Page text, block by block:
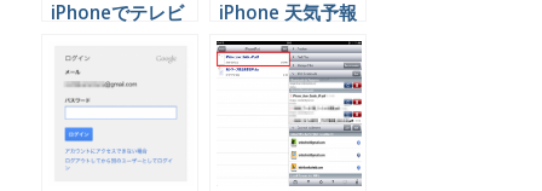
iPhoneでテレビ
リ
iPhone 天気予報
おすすめアプリは
これ！